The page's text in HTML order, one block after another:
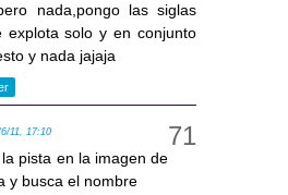
nada,pongo las siglas
explota solo y en conjunto
y nada jajaja
11, 17:10
pista en la imagen de
y busca el nombre